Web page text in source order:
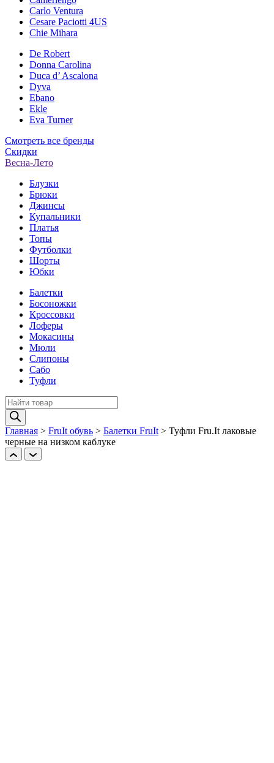
Carlo Ventura
Cesare Paciotti 4US
Chie Mihara
De Robert
Donna Carolina
Duca d’ Ascalona
Dyva
Ebano
Ekle
Eva Turner
Смотреть все бренды
Скидки
Весна-Лето
Блузки
Брюки
Джинсы
Купальники
Платья
Топы
Футболки
Шорты
Юбки
Балетки
Босоножки
Кроссовки
Лоферы
Мокасины
Мюли
Слипоны
Сабо
Туфли
Поиск
товаров
Главная > FruIt обувь > Балетки FruIt > Туфли Fru.It лаковые
черные на низком каблуке